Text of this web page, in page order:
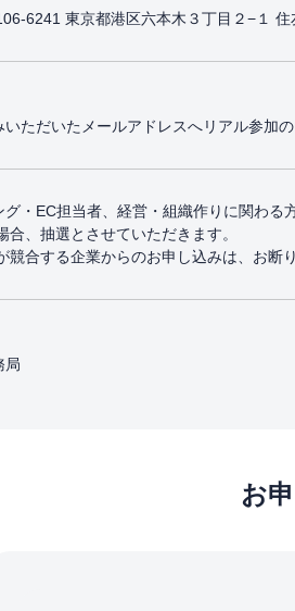
6241 東京都港区六本木３丁目２−１
ただいたメールアドレスへリアル参加の
・EC担当者、経営・組織作りに関わる
、抽選とさせていただきます。
合する企業からのお申し込みは、お断
局
お